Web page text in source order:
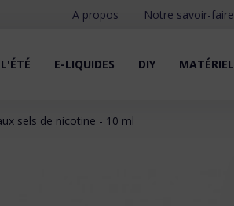
A propos Notre savoir-faire
E-LIQUIDES DIY MATÉRIEL
sels de nicotine - 10 ml